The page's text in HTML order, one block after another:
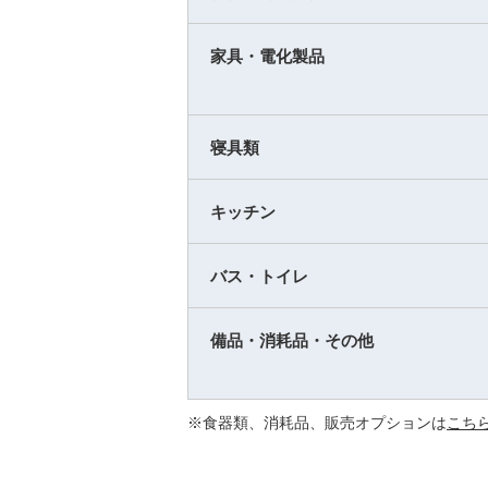
家具・電化製品
寝具類
キッチン
バス・トイレ
備品・消耗品・その他
※食器類、消耗品、販売オプションはこち